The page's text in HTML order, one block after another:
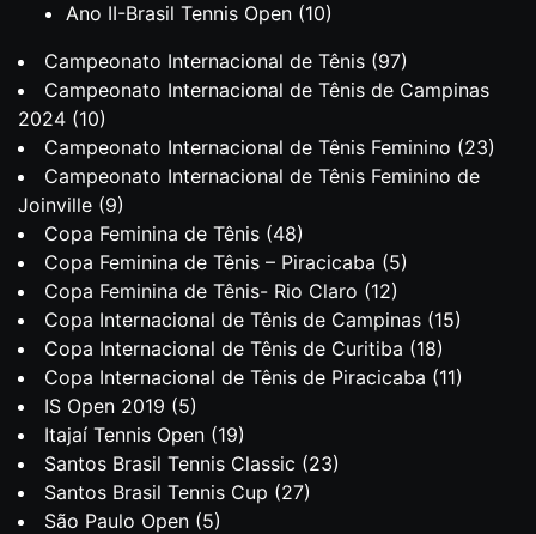
Ano II-Brasil Tennis Open (10)
Campeonato Internacional de Tênis (97)
Campeonato Internacional de Tênis de Campinas
2024 (10)
Campeonato Internacional de Tênis Feminino (23)
Campeonato Internacional de Tênis Feminino de
Joinville (9)
Copa Feminina de Tênis (48)
Copa Feminina de Tênis – Piracicaba (5)
Copa Feminina de Tênis- Rio Claro (12)
Copa Internacional de Tênis de Campinas (15)
Copa Internacional de Tênis de Curitiba (18)
Copa Internacional de Tênis de Piracicaba (11)
IS Open 2019 (5)
Itajaí Tennis Open (19)
Santos Brasil Tennis Classic (23)
Santos Brasil Tennis Cup (27)
São Paulo Open (5)